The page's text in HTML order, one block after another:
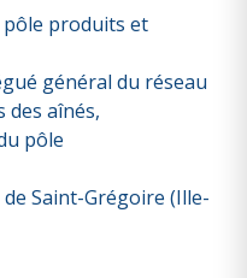
pôle produits et
général du réseau
des aînés,
pôle
Saint-Grégoire (Ille-